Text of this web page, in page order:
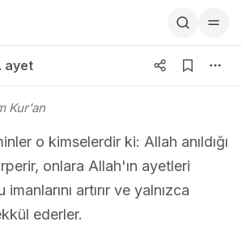
ayet
Kur'an
o kimselerdir ki: Allah anıldığı
onlara Allah'ın ayetleri
artırır ve yalnızca
ederler.